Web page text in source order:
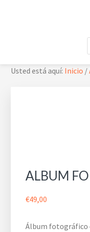
Usted está aquí: Inicio /
ALBUM
€49,00
Álbum fotográfico